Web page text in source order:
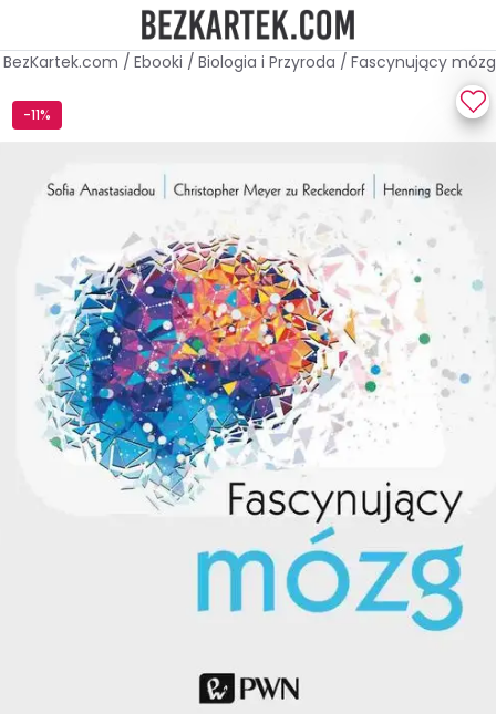
BezKartek.com / Ebooki / Biologia i Przyroda / Fascynujący mózg
-11%